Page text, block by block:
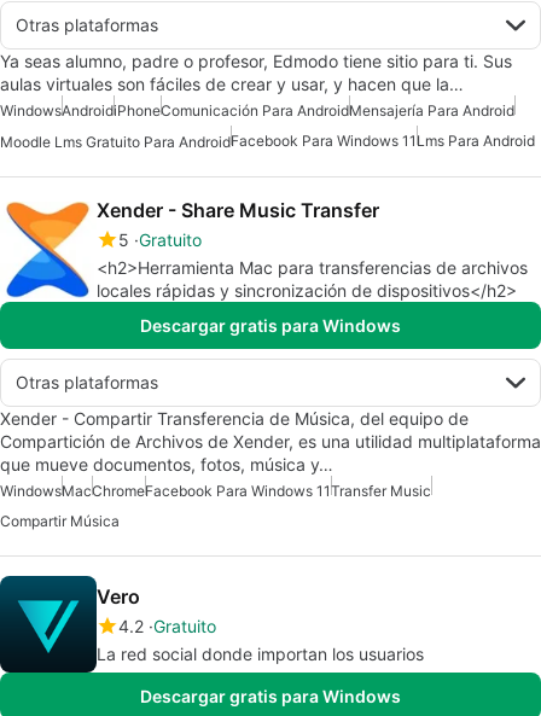
Otras plataformas
Ya seas alumno, padre o profesor, Edmodo tiene sitio para ti. Sus
aulas virtuales son fáciles de crear y usar, y hacen que la…
WindowsAndroidiPhoneComunicación Para AndroidMensajería Para Android
Moodle Lms Gratuito Para AndroidFacebook Para Windows 11 Lms Para Android
Xender - Share Music Transfer
5 Gratuito
<h2>Herramienta Mac para transferencias de archivos
locales rápidas y sincronización de dispositivos</h2>
Descargar gratis para Windows
Otras plataformas
Xender - Compartir Transferencia de Música, del equipo de
Compartición de Archivos de Xender, es una utilidad multiplataforma
que mueve documentos, fotos, música y…
WindowsMacChromeFacebook Para Windows 11Transfer Music
Compartir Música
Vero
4.2 Gratuito
La red social donde importan los usuarios
Descargar gratis para Windows